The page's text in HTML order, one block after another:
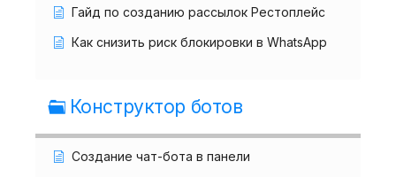
Гайд по созданию рассылок Рестоплейс
Как снизить риск блокировки в WhatsApp
Конструктор ботов
Создание чат-бота в панели